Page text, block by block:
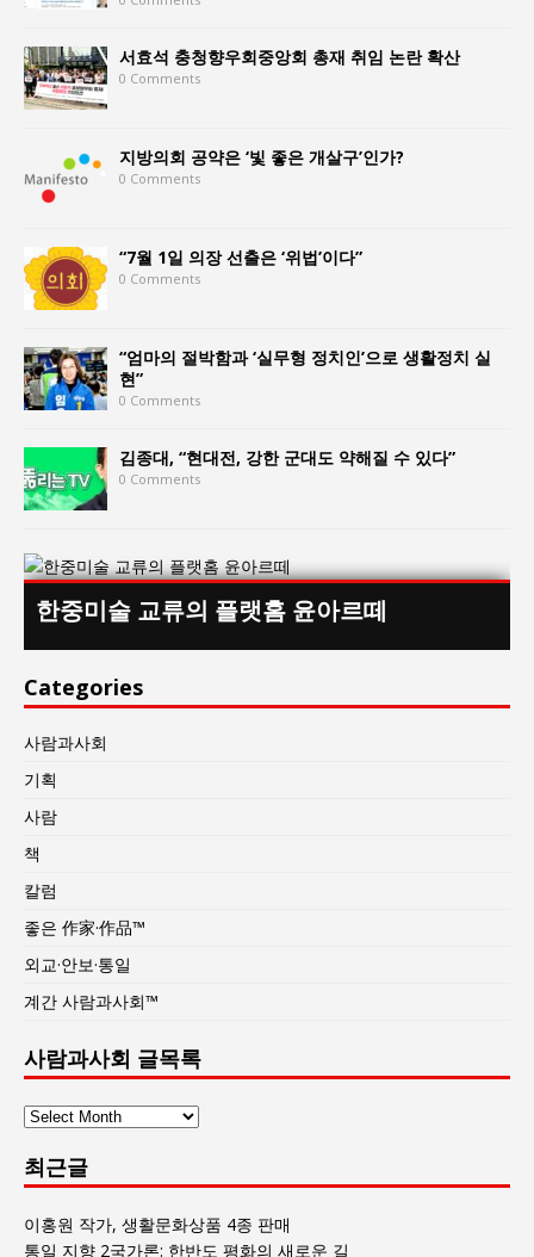
서효석 충청향우회중앙회 총재 취임 논란 확산
0 Comments
지방의회 공약은 ‘빛 좋은 개살구’인가?
0 Comments
“7월 1일 의장 선출은 ‘위법’이다”
0 Comments
“엄마의 절박함과 ‘실무형 정치인’으로 생활정치 실
현”
0 Comments
김종대, “현대전, 강한 군대도 약해질 수 있다”
0 Comments
한중미술 교류의 플랫홈 윤아르떼
Categories
사람과사회
기획
사람
책
칼럼
좋은 作家·作品™
외교·안보·통일
계간 사람과사회™
사람과사회 글목록
사
과
사
회
글
최근글
이홍원 작가, 생활문화상품 4종 판매
통일 지향 2국가론: 한반도 평화의 새로운 길